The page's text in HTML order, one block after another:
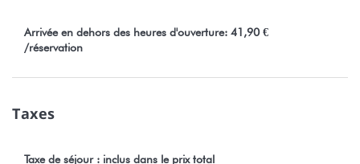
Arrivée en dehors des heures d'ouverture: 41,90 €
/réservation
Taxes
Taxe de séjour : inclus dans le prix total